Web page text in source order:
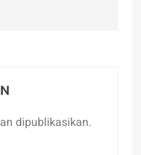
dipublikasikan.